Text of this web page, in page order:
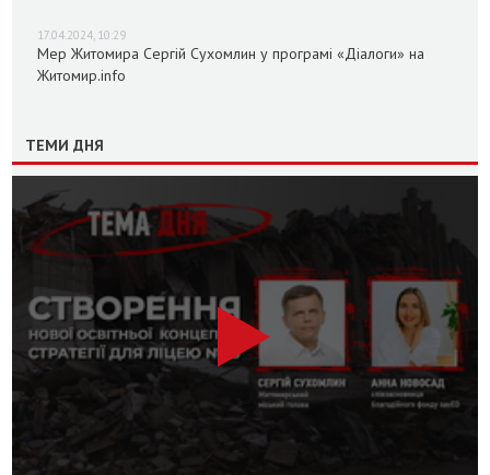
17.04.2024, 10:29
Мер Житомира Сергій Сухомлин у програмі «Діалоги» на
Житомир.info
ТЕМИ ДНЯ